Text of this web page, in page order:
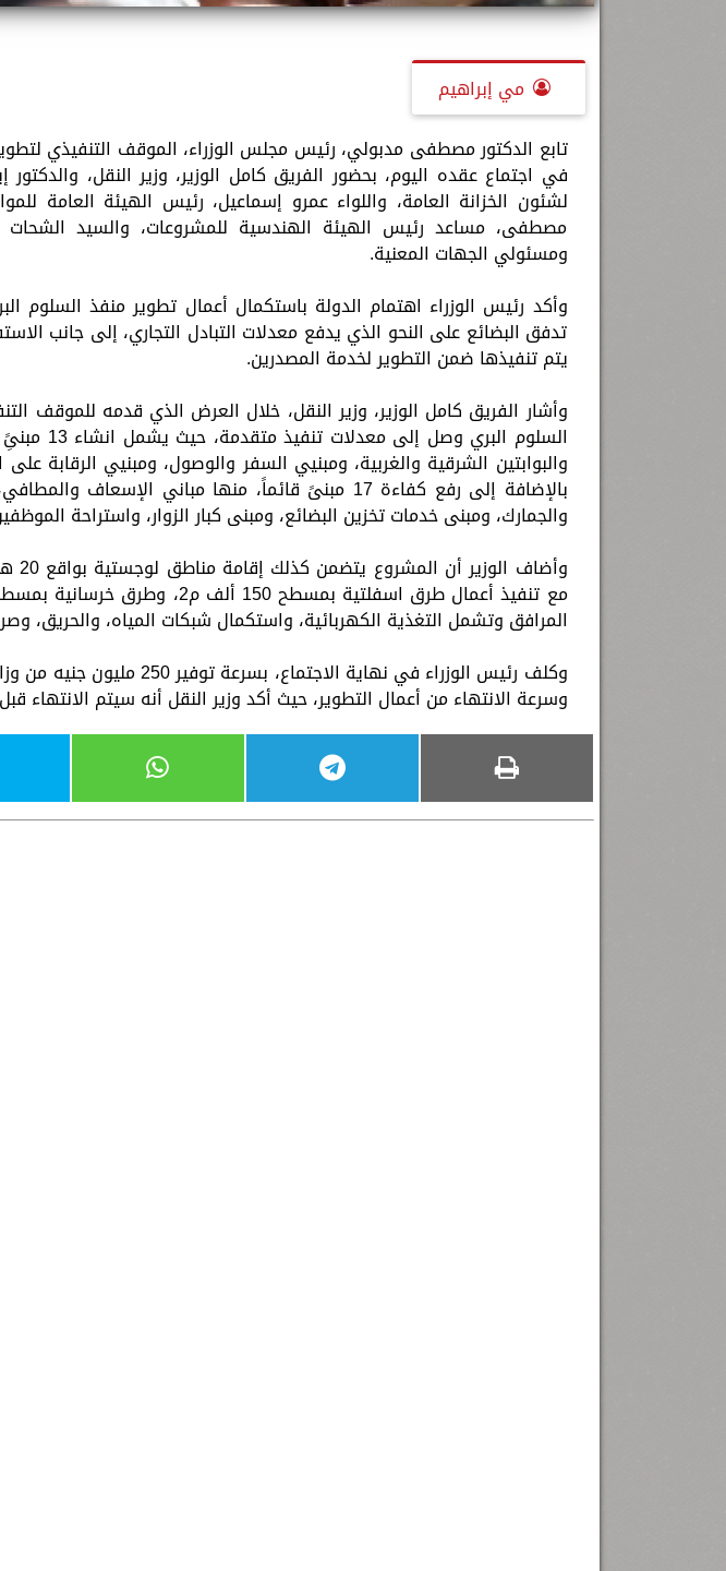
مي إبراهيم
تابع الدكتور مصطفى مدبولي، رئيس مجلس الوزراء، الموقف التنفيذي
في اجتماع عقده اليوم، بحضور الفريق كامل الوزير، وزير النقل، والدكتور
لشئون الخزانة العامة، واللواء عمرو إسماعيل، رئيس الهيئة العامة
مصطفى، مساعد رئيس الهيئة الهندسية للمشروعات، والسيد الشحات
ومسئولي الجهات المعنية.
وأكد رئيس الوزراء اهتمام الدولة باستكمال أعمال تطوير منفذ السلوم
تدفق البضائع على النحو الذي يدفع معدلات التبادل التجاري، إلى جانب
يتم تنفيذها ضمن التطوير لخدمة المصدرين.
وأشار الفريق كامل الوزير، وزير النقل، خلال العرض الذي قدمه للموقف
السلوم
والبوابتين الشرقية والغربية، ومبنيي السفر والوصول، ومبنيي الرقابة على
بالإضافة إلى رفع كفاءة 17 مبنىً قائماً، منها مباني
والجمارك، ومبنى خدمات تخزين البضائع، ومبنى كبار الزوار، واستراحة
المرافق وتشمل التغذية الكهربائية، واستكمال شبكات المياه، والحريق،
وكلف رئيس الوزراء في نهاية
وسرعة الانتهاء من أعمال التطوير، حيث أكد وزير النقل أنه سيتم الانتهاء